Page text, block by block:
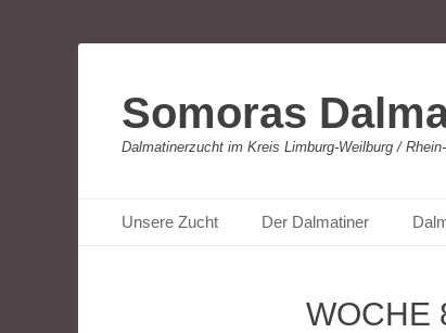
Somoras
Dalmatinerzucht im Kreis Limburg-Weilburg /
Primäres Menü
Inhalt
Unsere Zucht Der Dalmatiner
WOCHE